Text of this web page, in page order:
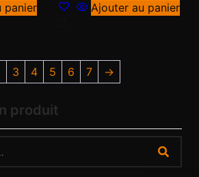
panier Ajouter au panier
3 4 5 6 7 →
produit